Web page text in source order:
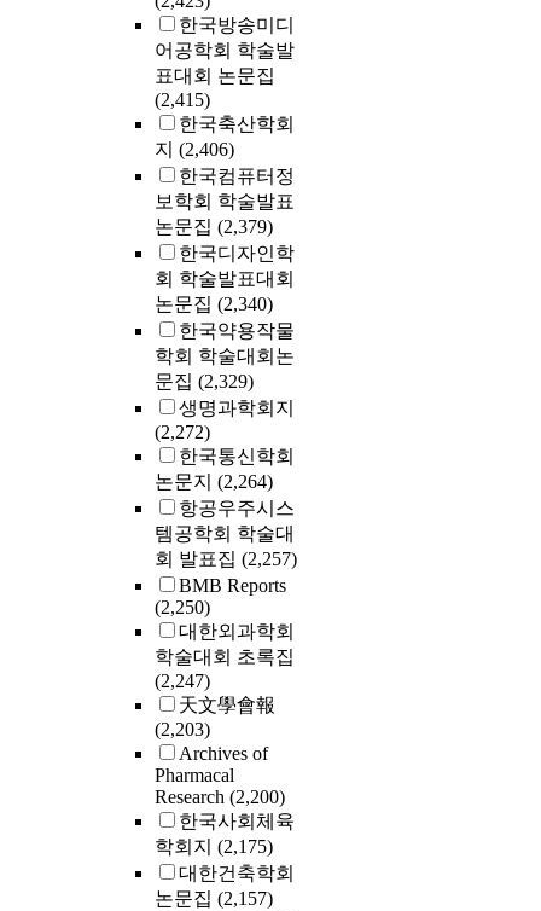
한국방송미디
어공학회 학술발
표대회 논문집
(2,415)
한국축산학회
지 (2,406)
한국컴퓨터정
보학회 학술발표
논문집 (2,379)
한국디자인학
회 학술발표대회
논문집 (2,340)
한국약용작물
학회 학술대회논
문집 (2,329)
생명과학회지
(2,272)
한국통신학회
논문지 (2,264)
항공우주시스
템공학회 학술대
회 발표집 (2,257)
BMB Reports
(2,250)
대한외과학회
학술대회 초록집
(2,247)
天文學會報
(2,203)
Archives of
Pharmacal
Research (2,200)
한국사회체육
학회지 (2,175)
대한건축학회
논문집 (2,157)